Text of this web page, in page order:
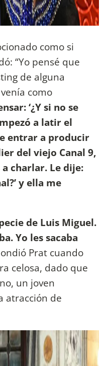
como si
“Yo pensé que
de alguna
como
‘¿Y si no se
a latir el
entrar a producir
del viejo Canal 9,
charlar. Le dije:
y ella me
de Luis Miguel.
Yo les sacaba
Prat cuando
celosa, dado que
un joven
atracción de